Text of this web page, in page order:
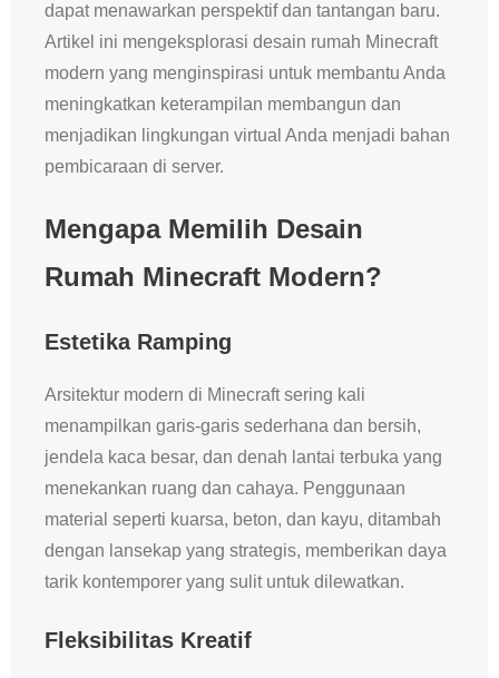
dapat menawarkan perspektif dan tantangan baru.
Artikel ini mengeksplorasi desain rumah Minecraft
modern yang menginspirasi untuk membantu Anda
meningkatkan keterampilan membangun dan
menjadikan lingkungan virtual Anda menjadi bahan
pembicaraan di server.
Mengapa Memilih Desain
Rumah Minecraft Modern?
Estetika Ramping
Arsitektur modern di Minecraft sering kali
menampilkan garis-garis sederhana dan bersih,
jendela kaca besar, dan denah lantai terbuka yang
menekankan ruang dan cahaya. Penggunaan
material seperti kuarsa, beton, dan kayu, ditambah
dengan lansekap yang strategis, memberikan daya
tarik kontemporer yang sulit untuk dilewatkan.
Fleksibilitas Kreatif